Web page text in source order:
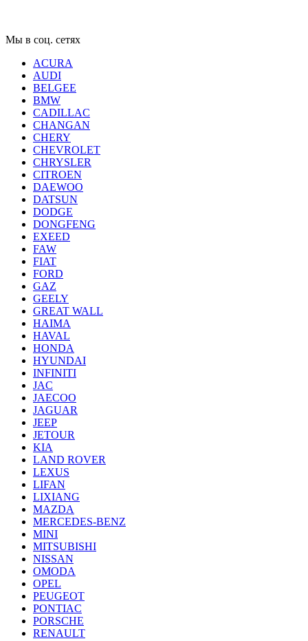
Мы в соц. сетях
ACURA
AUDI
BELGEE
BMW
CADILLAC
CHANGAN
CHERY
CHEVROLET
CHRYSLER
CITROEN
DAEWOO
DATSUN
DODGE
DONGFENG
EXEED
FAW
FIAT
FORD
GAZ
GEELY
GREAT WALL
HAIMA
HAVAL
HONDA
HYUNDAI
INFINITI
JAC
JAECOO
JAGUAR
JEEP
JETOUR
KIA
LAND ROVER
LEXUS
LIFAN
LIXIANG
MAZDA
MERCEDES-BENZ
MINI
MITSUBISHI
NISSAN
OMODA
OPEL
PEUGEOT
PONTIAC
PORSCHE
RENAULT